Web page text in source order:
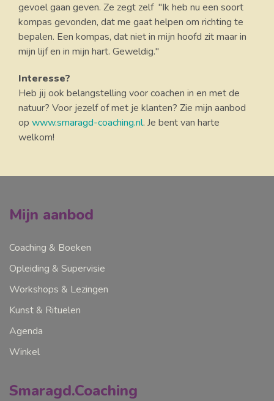
gevoel gaan geven. Ze zegt zelf "Ik heb nu een soort
kompas gevonden, dat me gaat helpen om richting te
bepalen. Een kompas, dat niet in mijn hoofd zit maar in
mijn lijf en in mijn hart. Geweldig."
Interesse?
Heb jij ook belangstelling voor coachen in en met de
natuur? Voor jezelf of met je klanten? Zie mijn aanbod
op www.smaragd-coaching.nl. Je bent van harte
welkom!
Mijn aanbod
Coaching & Boeken
Opleiding & Supervisie
Workshops & Lezingen
Kunst & Rituelen
Agenda
Winkel
Smaragd.Coaching